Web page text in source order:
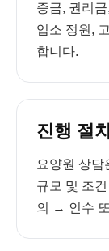
증금, 권리
입소 정원,
합니다.
진행 절
요양원 상
규모 및 조
의 → 인수